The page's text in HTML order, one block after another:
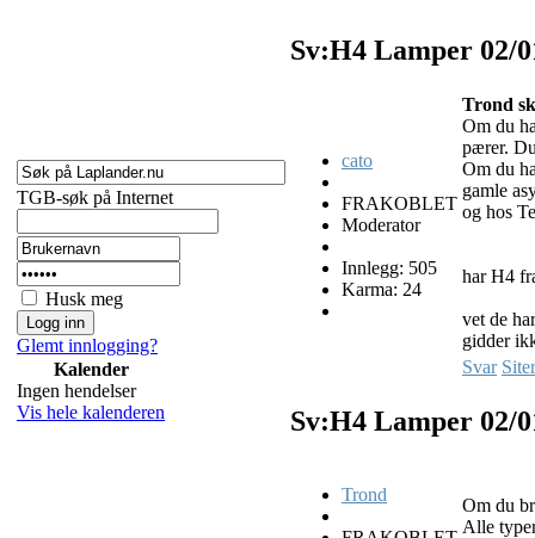
TGB-søk på Internet
Husk meg
Glemt innlogging?
Kalender
Ingen hendelser
Vis hele kalenderen
Sv:H4 Lamper 02/
cato
FRAKOBLET
Moderator
Innlegg: 505
Karma: 24
Trond
Om du
pærer.
Om du
gamle
og hos
har H4
vet de
gidder
Svar Siter
Sv:H4 Lamper 02/
Trond
Om du
Alle